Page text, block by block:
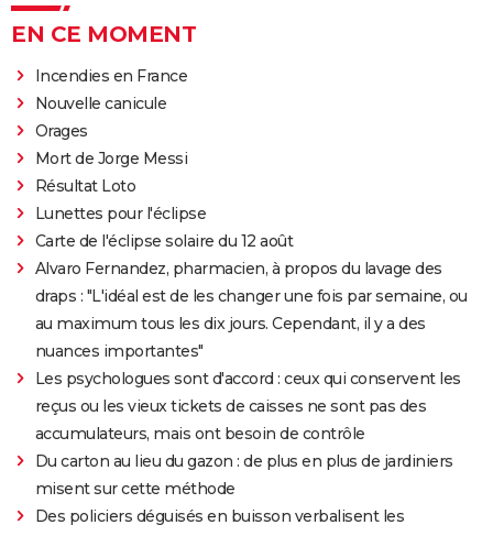
EN CE MOMENT
Incendies en France
Nouvelle canicule
Orages
Mort de Jorge Messi
Résultat Loto
Lunettes pour l'éclipse
Carte de l'éclipse solaire du 12 août
Alvaro Fernandez, pharmacien, à propos du lavage des
draps : "L'idéal est de les changer une fois par semaine, ou
au maximum tous les dix jours. Cependant, il y a des
nuances importantes"
Les psychologues sont d'accord : ceux qui conservent les
reçus ou les vieux tickets de caisses ne sont pas des
accumulateurs, mais ont besoin de contrôle
Du carton au lieu du gazon : de plus en plus de jardiniers
misent sur cette méthode
Des policiers déguisés en buisson verbalisent les